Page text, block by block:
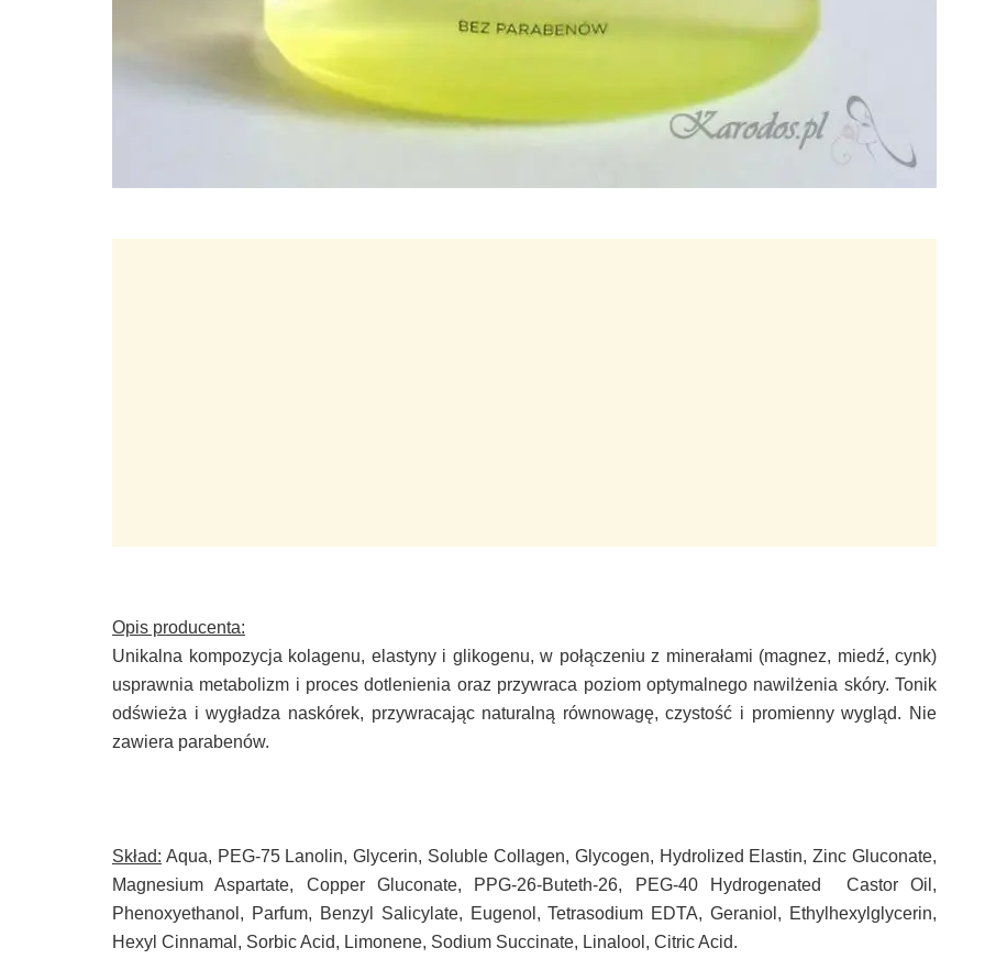
Opis producenta:
Unikalna kompozycja kolagenu, elastyny i glikogenu, w połączeniu z minerałami (magnez, miedź, cynk)
usprawnia metabolizm i proces dotlenienia oraz przywraca poziom optymalnego nawilżenia skóry. Tonik
odświeża i wygładza naskórek, przywracając naturalną równowagę, czystość i promienny wygląd. Nie
zawiera parabenów.
Skład: Aqua, PEG-75 Lanolin, Glycerin, Soluble Collagen, Glycogen, Hydrolized Elastin, Zinc Gluconate,
Magnesium Aspartate, Copper Gluconate, PPG-26-Buteth-26, PEG-40 Hydrogenated
Castor Oil,
Phenoxyethanol, Parfum, Benzyl Salicylate, Eugenol, Tetrasodium EDTA, Geraniol, Ethylhexylglycerin,
Hexyl Cinnamal, Sorbic Acid, Limonene, Sodium Succinate, Linalool, Citric Acid.